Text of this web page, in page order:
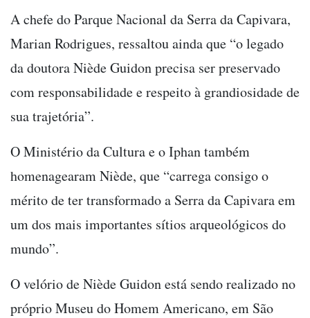
A chefe do Parque Nacional da Serra da Capivara,
Marian Rodrigues, ressaltou ainda que “o legado
da doutora Niède Guidon precisa ser preservado
com responsabilidade e respeito à grandiosidade de
sua trajetória”.
O Ministério da Cultura e o Iphan também
homenagearam Niède, que “carrega consigo o
mérito de ter transformado a Serra da Capivara em
um dos mais importantes sítios arqueológicos do
mundo”.
O velório de Niède Guidon está sendo realizado no
próprio Museu do Homem Americano, em São